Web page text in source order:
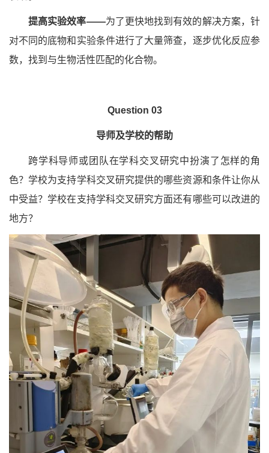
提高实验效率——为了更快地找到有效的解决方案，针
对不同的底物和实验条件进行了大量筛查，逐步优化反应参
数，找到与生物活性匹配的化合物。
Question 03
导师及学校的帮助
跨学科导师或团队在学科交叉研究中扮演了怎样的角
色？学校为支持学科交叉研究提供的哪些资源和条件让你从
中受益？学校在支持学科交叉研究方面还有哪些可以改进的
地方？